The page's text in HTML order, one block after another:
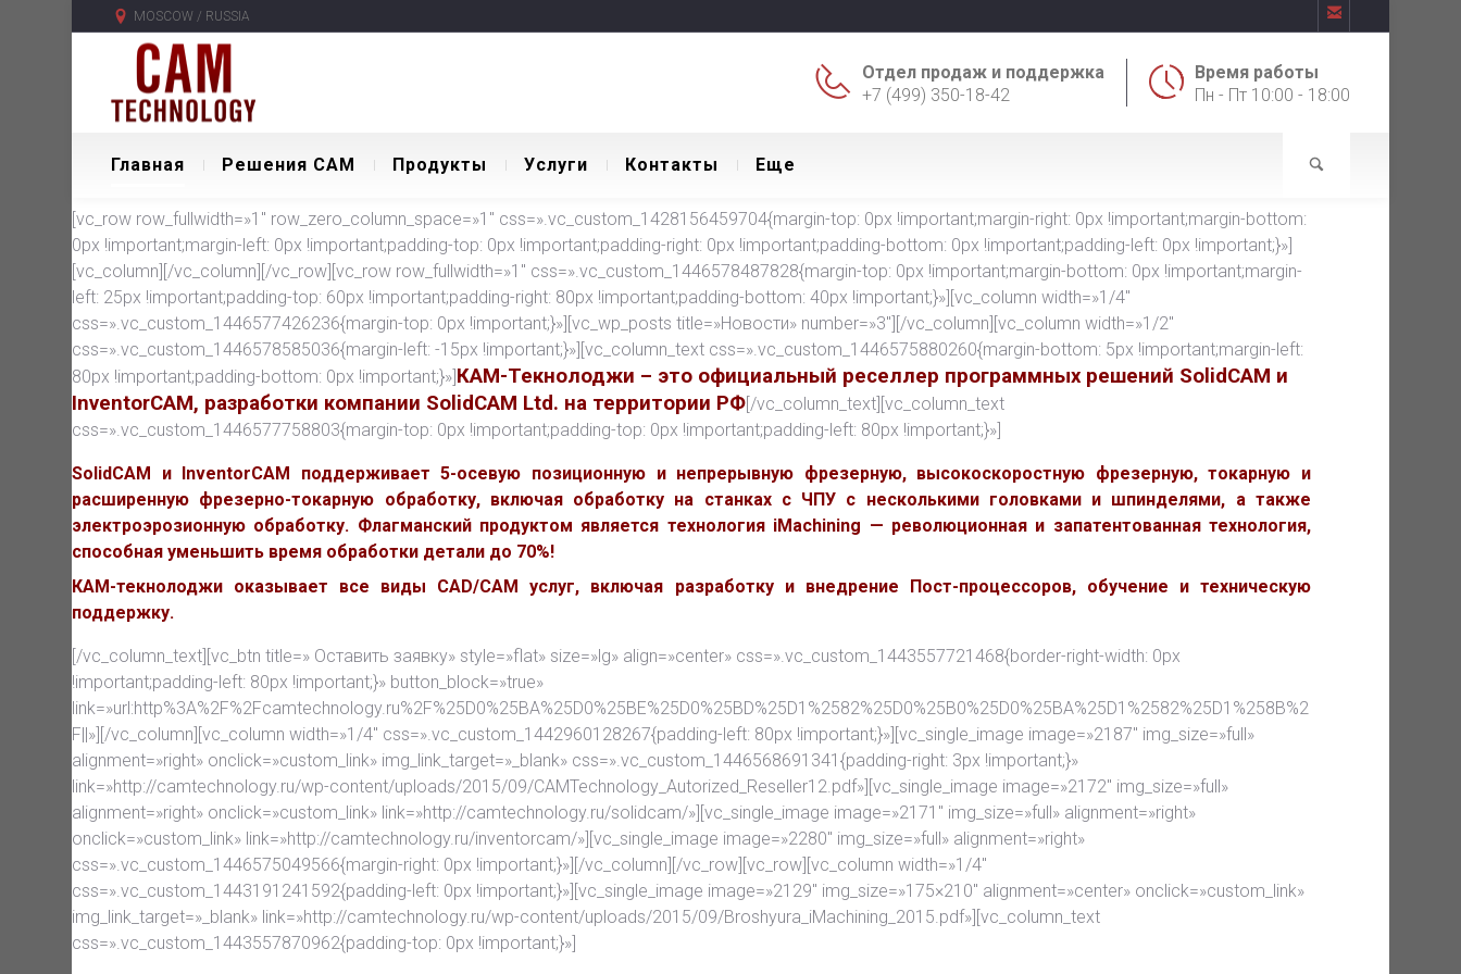
MOSCOW / RUSSIA 
Время работы
Пн - Пт 10:00 - 18:00
Отдел продаж и поддержка
+7 (499) 350-18-42
Главная Решения CAM Продукты Уcлуги Контакты Еще
[vc_row row_fullwidth=»1″ row_zero_column_space=»1″ css=».vc_custom_1428156459704{margin-top: 0px !important;margin-right: 0px !important;margin-bottom:
0px !important;margin-left: 0px !important;padding-top: 0px !important;padding-right: 0px !important;padding-bottom: 0px !important;padding-left: 0px !important;}»]
[vc_column][/vc_column][/vc_row][vc_row row_fullwidth=»1″ css=».vc_custom_1446578487828{margin-top: 0px !important;margin-bottom: 0px !important;margin-
left: 25px !important;padding-top: 60px !important;padding-right: 80px !important;padding-bottom: 40px !important;}»][vc_column width=»1/4″
css=».vc_custom_1446577426236{margin-top: 0px !important;}»][vc_wp_posts title=»Новости» number=»3″][/vc_column][vc_column width=»1/2″
css=».vc_custom_1446578585036{margin-left: -15px !important;}»][vc_column_text css=».vc_custom_1446575880260{margin-bottom: 5px !important;margin-left:
80px !important;padding-bottom: 0px !important;}»]КАМ-Текнолоджи – это официальный реселлер программных решений SolidCAM и
InventorCAM, разработки компании SolidCAM Ltd. на территории РФ[/vc_column_text][vc_column_text
css=».vc_custom_1446577758803{margin-top: 0px !important;padding-top: 0px !important;padding-left: 80px !important;}»]
SolidCAM и InventorCAM поддерживает 5-осевую позиционную и непрерывную фрезерную, высокоскоростную фрезерную, токарную и
расширенную фрезерно-токарную обработку, включая обработку на станках с ЧПУ с несколькими головками и шпинделями, а также
электроэрозионную обработку. Флагманский продуктом является технология iMachining — революционная и запатентованная технология,
способная уменьшить время обработки детали до 70%!
КАМ-текнолоджи оказывает все виды CAD/CAM услуг, включая разработку и внедрение Пост-процессоров, обучение и техническую
поддержку.
[/vc_column_text][vc_btn title=» Оставить заявку» style=»flat» size=»lg» align=»center» css=».vc_custom_1443557721468{border-right-width: 0px
!important;padding-left: 80px !important;}» button_block=»true»
link=»url:http%3A%2F%2Fcamtechnology.ru%2F%25D0%25BA%25D0%25BE%25D0%25BD%25D1%2582%25D0%25B0%25D0%25BA%25D1%2582%25D1%258B%2
F||»][/vc_column][vc_column width=»1/4″ css=».vc_custom_1442960128267{padding-left: 80px !important;}»][vc_single_image image=»2187″ img_size=»full»
alignment=»right» onclick=»custom_link» img_link_target=»_blank» css=».vc_custom_1446568691341{padding-right: 3px !important;}»
link=»http://camtechnology.ru/wp-content/uploads/2015/09/CAMTechnology_Autorized_Reseller12.pdf»][vc_single_image image=»2172″ img_size=»full»
alignment=»right» onclick=»custom_link» link=»http://camtechnology.ru/solidcam/»][vc_single_image image=»2171″ img_size=»full» alignment=»right»
onclick=»custom_link» link=»http://camtechnology.ru/inventorcam/»][vc_single_image image=»2280″ img_size=»full» alignment=»right»
css=».vc_custom_1446575049566{margin-right: 0px !important;}»][/vc_column][/vc_row][vc_row][vc_column width=»1/4″
css=».vc_custom_1443191241592{padding-left: 0px !important;}»][vc_single_image image=»2129″ img_size=»175×210″ alignment=»center» onclick=»custom_link»
img_link_target=»_blank» link=»http://camtechnology.ru/wp-content/uploads/2015/09/Broshyura_iMachining_2015.pdf»][vc_column_text
css=».vc_custom_1443557870962{padding-top: 0px !important;}»]